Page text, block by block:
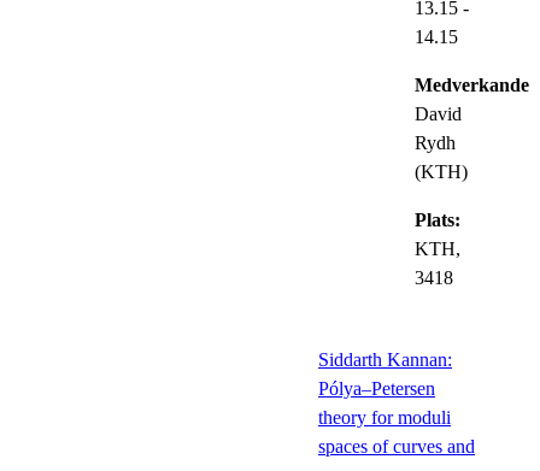
13.15 -
14.15
Medverkande:
David
Rydh
(KTH)
Plats:
KTH,
3418
Siddarth Kannan:
Pólya–Petersen
theory for moduli
spaces of curves and